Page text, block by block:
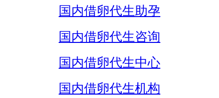
国内借卵代生助孕
国内借卵代生咨询
国内借卵代生中心
国内借卵代生机构